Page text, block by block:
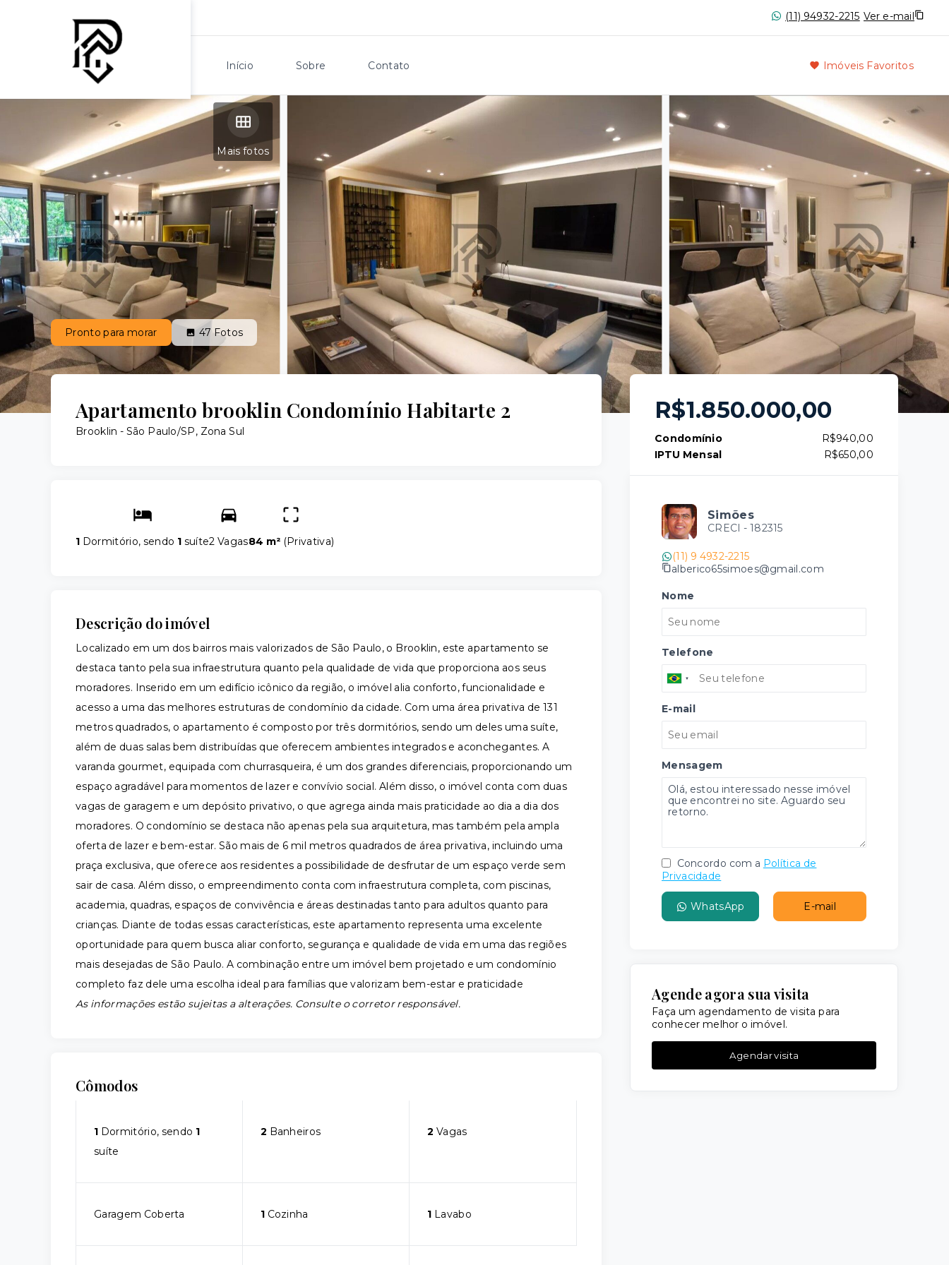
(11) 94932-2215 Ver e-mail
Início Sobre Contato Imóveis Favoritos
Mais fotos
Pronto para morar 47 Fotos
Apartamento brooklin Condomínio Habitarte 2
Brooklin - São Paulo/SP, Zona Sul
1 Dormitório, sendo 1 suíte2 Vagas84 m² (Privativa)
Descrição do imóvel
Localizado em um dos bairros mais valorizados de São Paulo, o Brooklin, este apartamento se
destaca tanto pela sua infraestrutura quanto pela qualidade de vida que proporciona aos seus
moradores. Inserido em um edifício icônico da região, o imóvel alia conforto, funcionalidade e
acesso a uma das melhores estruturas de condomínio da cidade. Com uma área privativa de 131
metros quadrados, o apartamento é composto por três dormitórios, sendo um deles uma suíte,
além de duas salas bem distribuídas que oferecem ambientes integrados e aconchegantes. A
varanda gourmet, equipada com churrasqueira, é um dos grandes diferenciais, proporcionando um
espaço agradável para momentos de lazer e convívio social. Além disso, o imóvel conta com duas
vagas de garagem e um depósito privativo, o que agrega ainda mais praticidade ao dia a dia dos
moradores. O condomínio se destaca não apenas pela sua arquitetura, mas também pela ampla
oferta de lazer e bem-estar. São mais de 6 mil metros quadrados de área privativa, incluindo uma
praça exclusiva, que oferece aos residentes a possibilidade de desfrutar de um espaço verde sem
sair de casa. Além disso, o empreendimento conta com infraestrutura completa, com piscinas,
academia, quadras, espaços de convivência e áreas destinadas tanto para adultos quanto para
crianças. Diante de todas essas características, este apartamento representa uma excelente
oportunidade para quem busca aliar conforto, segurança e qualidade de vida em uma das regiões
mais desejadas de São Paulo. A combinação entre um imóvel bem projetado e um condomínio
completo faz dele uma escolha ideal para famílias que valorizam bem-estar e praticidade
As informações estão sujeitas a alterações. Consulte o corretor responsável.
Cômodos
1 Dormitório, sendo 1
suíte
2 Banheiros 2 Vagas
Garagem Coberta 1Cozinha 1 Lavabo
R$1.850.000,00
Condomínio
R$940,00
IPTU Mensal
R$650,00
Simões
CRECI - 182315
(11) 9 4932-2215
alberico65simoes@gmail.com
Nome
Telefone
E-mail
Mensagem
Concordo com a Política de
Privacidade
WhatsApp E-mail
Agende agora sua visita
Faça um agendamento de visita para
conhecer melhor o imóvel.
Agendar visita